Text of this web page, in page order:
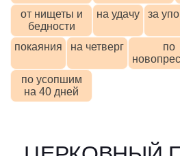
от нищеты и
бедности
на удачу за
покаяния на четверг
по
по усопшим
на 40 дней